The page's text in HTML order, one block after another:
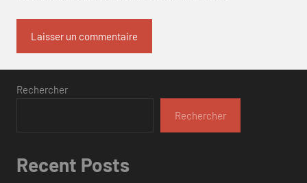
Rechercher
Rechercher
Recent Posts